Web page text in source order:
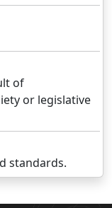
of
or legislative
standards.